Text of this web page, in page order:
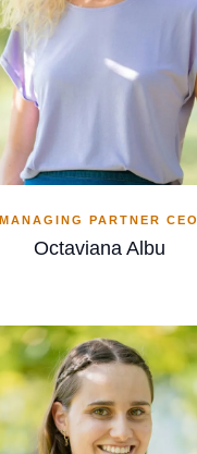
MANAGING PARTNER CEO
Octaviana Albu